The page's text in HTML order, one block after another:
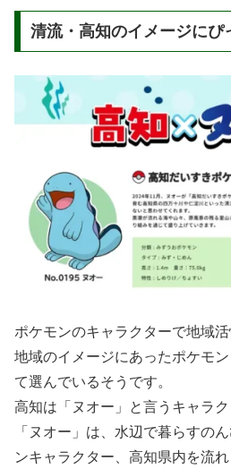
清流・高知のイメージにぴ
ポケモンのキャラクターで地域
地域のイメージにあったポケモ
て選んでいるそうです。
高知は「ヌオー」と言うキャラク
「ヌオー」は、水辺で暮らすの
ンキャラクター、高知県内を流